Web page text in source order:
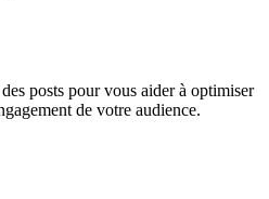
posts pour vous aider à optimiser
de votre audience.